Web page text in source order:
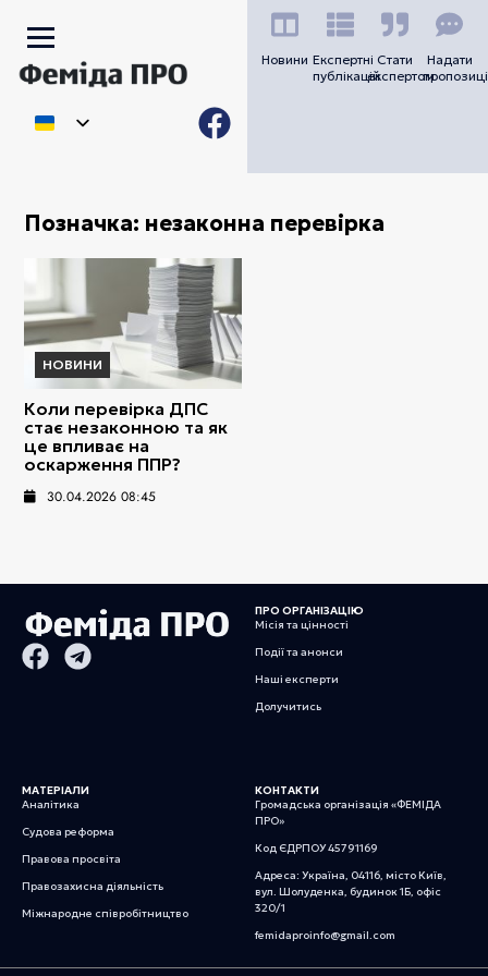
Новини Експертні
публікацій
Стати
експертом
Надати
Позначка: незаконна перевірка
НОВИНИ
Коли перевірка ДПС
стає незаконною та як
це впливає на
оскарження ППР?
30.04.2026 08:45
ПРО ОРГАНІЗАЦІЮ
Місія та цінності
Події та анонси
Наші експерти
Долучитись
МАТЕРІАЛИ
Аналітика
Судова реформа
Правова просвіта
Правозахисна діяльність
Міжнародне співробітництво
КОНТАКТИ
Громадська організація «ФЕМІДА
ПРО»
Код ЄДРПОУ 45791169
Адреса: Україна, 04116, місто Київ,
вул. Шолуденка, будинок 1Б, офіс
320/1
femidaproinfo@gmail.com